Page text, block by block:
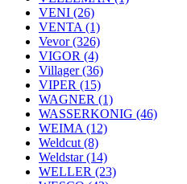
VENI (26)
VENTA (1)
Vevor(326)
VIGOR (4)
Villager(36)
VIPER (15)
WAGNER (1)
WASSERKONIG (46)
WEIMA (12)
Weldcut (8)
Weldstar(14)
WELLER (23)